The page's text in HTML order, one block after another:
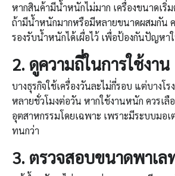
หากสินค้ามีน้ำหนักไม่มาก เครื่องขนาดเริ่
ถ้ามีน้ำหนักมากหรือมีหลายขนาดผสมกัน ค
รองรับน้ำหนักได้เผื่อไว้ เพื่อป้องกันปัญหา
2. ดูความถี่ในการใช้งาน
บางธุรกิจใช้เครื่องวันละไม่กี่รอบ แต่บางโร
หลายชั่วโมงต่อวัน หากใช้งานหนัก ควรเลื
อุตสาหกรรมโดยเฉพาะ เพราะมีระบบมอเ
ทนกว่า
3. ตรวจสอบขนาดพาเล